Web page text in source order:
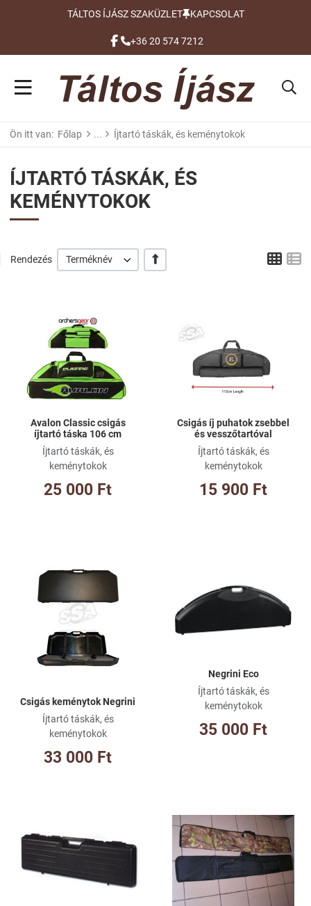
TÁLTOS ÍJÁSZ SZAKÜZLET KAPCSOLAT
FACEBOOK
+36 20 574 7212
Ön itt van: Főlap Íjtartó táskák, és keménytokok
ÍJTARTÓ TÁSKÁK, ÉS
KEMÉNYTOKOK
Rendezés Terméknév +/- Grid
Összehasonlításhoz adom
Avalon Classic csigás
íjtartó táska 106 cm
Íjtartó táskák, és
keménytokok
25 000 Ft
Csigás íj puhatok zsebbel
és vesszőtartóval
Íjtartó táskák, és
keménytokok
15 900 Ft
Összehasonlításhoz adom
Gyorsnézet
Csigás keménytok Negrini
Íjtartó táskák, és
keménytokok
33 000 Ft
Negrini Eco
Íjtartó táskák, és
keménytokok
35 000 Ft
Kívánságlistához adom
Összehasonlításhoz adom
Gyorsnézet